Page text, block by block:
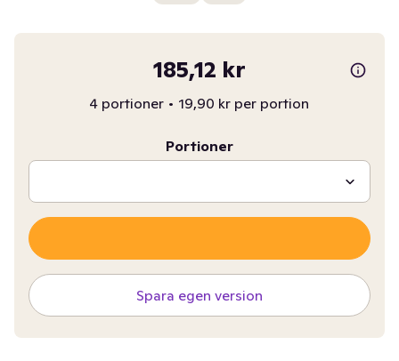
185,12 kr
4 portioner • 19,90 kr per portion
Portioner
Spara egen version